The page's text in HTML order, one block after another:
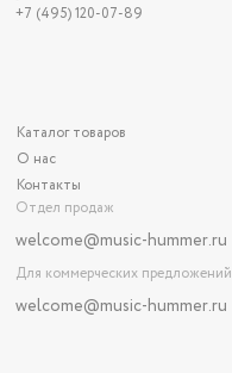
+7 (495) 120-07-89
Каталог товаров
О нас
Контакты
Отдел продаж
welcome@music-hummer.ru
Для коммерческих предложений
welcome@music-hummer.ru